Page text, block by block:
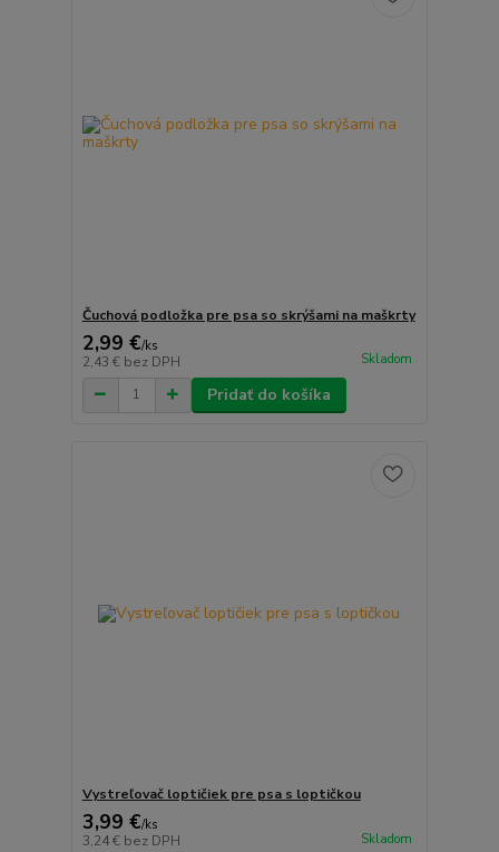
Čuchová podložka pre psa so skrýšami na maškrty
2,99 €/ks
2,43 € bez DPH Skladom
Pridať do košíka
Vystreľovač loptičiek pre psa s loptičkou
3,99 €/ks
3,24 € bez DPH Skladom